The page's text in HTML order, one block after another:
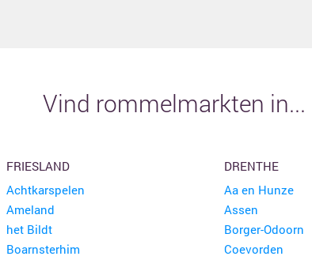
Vind rommelmarkten in...
FRIESLAND
Achtkarspelen
Ameland
het Bildt
Boarnsterhim
DRENTHE
Aa en Hunze
Assen
Borger-Odoorn
Coevorden